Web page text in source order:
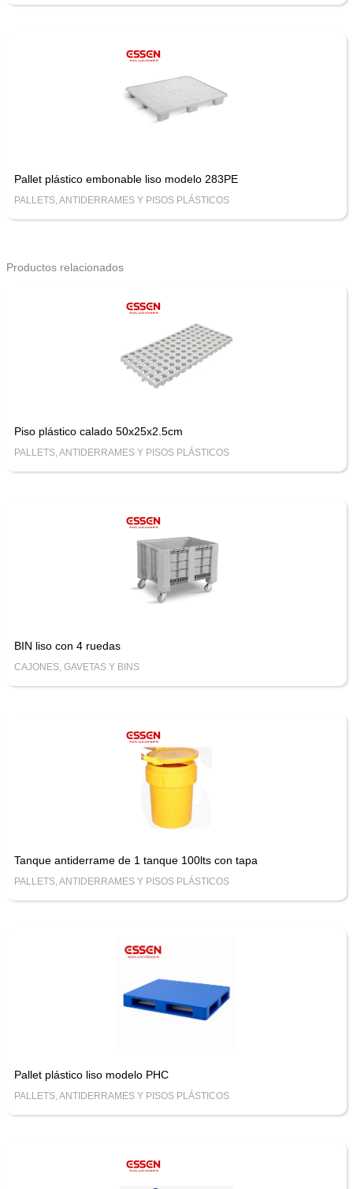
Pallet plástico embonable liso modelo 283PE
PALLETS, ANTIDERRAMES Y PISOS PLÁSTICOS
Productos relacionados
Piso plástico calado 50x25x2.5cm
PALLETS, ANTIDERRAMES Y PISOS PLÁSTICOS
BIN liso con 4 ruedas
CAJONES, GAVETAS Y BINS
Tanque antiderrame de 1 tanque 100lts con tapa
PALLETS, ANTIDERRAMES Y PISOS PLÁSTICOS
Pallet plástico liso modelo PHC
PALLETS, ANTIDERRAMES Y PISOS PLÁSTICOS